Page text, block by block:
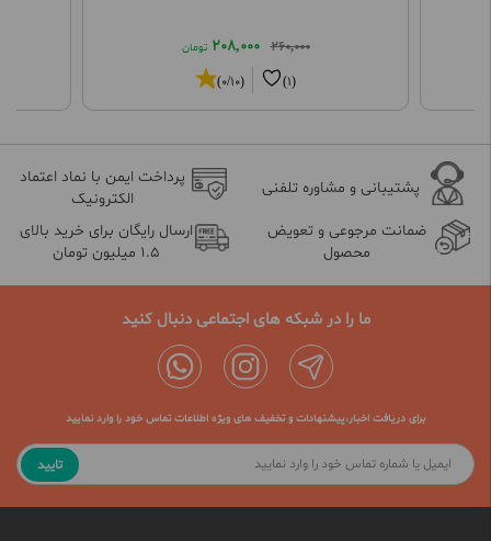
260,000
208,000 تومان
(1)
(0/10)
پشتیبانی و مشاوره تلفنی
پرداخت ایمن با نماد اعتماد
الکترونیک
ضمانت مرجوعی و تعویض
محصول
ارسال رایگان برای خرید بالای
1.5 میلیون تومان
ما را در شبکه های اجتماعی دنبال کنید
برای دریافت اخبار،پیشنهادات و تخفیف های ویژه اطلاعات تماس خود را وارد نمایید
تایید